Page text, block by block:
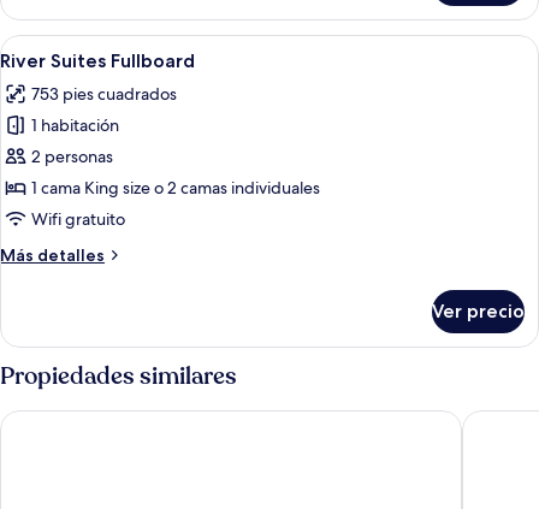
Private
House
Abrir
todas
las
fotos
de
River
Suites
Una cama con dosel, un banco rojo,
1
River Suites Fullboard
753 pies cuadrados
1 habitación
2 personas
1 cama King size o 2 camas individuales
Wifi gratuito
Más detalles
Más
Suites
Ver precio
Propiedades similares
Ghost Mountain Inn